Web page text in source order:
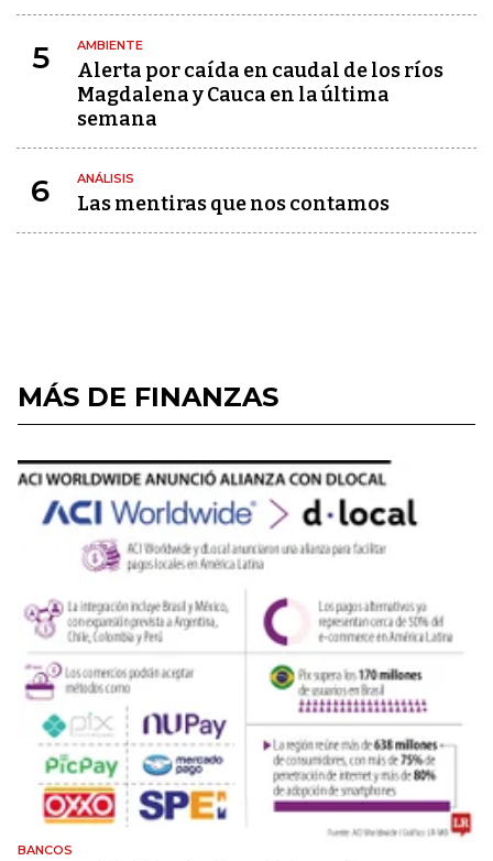
5 AMBIENTE
Alerta por caída en caudal de los ríos
Magdalena y Cauca en la última
semana
6 ANÁLISIS
Las mentiras que nos contamos
MÁS DE FINANZAS
BANCOS